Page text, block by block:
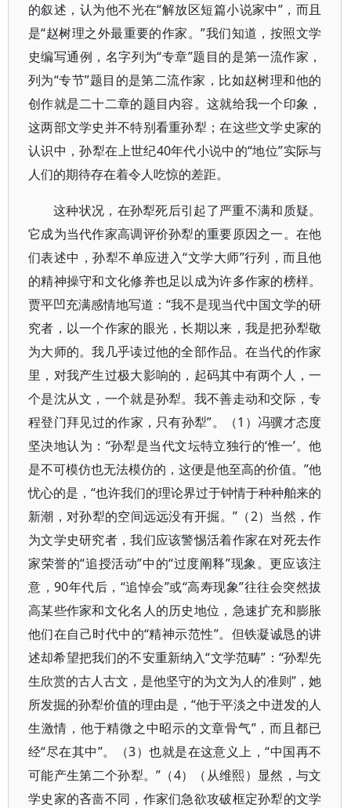
的叙述，认为他不光在“解放区短篇小说家中”，而且
是“赵树理之外最重要的作家。”我们知道，按照文学
史编写通例，名字列为“专章”题目的是第一流作家，
列为“专节”题目的是第二流作家，比如赵树理和他的
创作就是二十二章的题目内容。这就给我一个印象，
这两部文学史并不特别看重孙犁；在这些文学史家的
认识中，孙犁在上世纪40年代小说中的“地位”实际与
人们的期待存在着令人吃惊的差距。
这种状况，在孙犁死后引起了严重不满和质疑。
它成为当代作家高调评价孙犁的重要原因之一。在他
们表述中，孙犁不单应进入“文学大师”行列，而且他
的精神操守和文化修养也足以成为许多作家的榜样。
贾平凹充满感情地写道：“我不是现当代中国文学的研
究者，以一个作家的眼光，长期以来，我是把孙犁敬
为大师的。我几乎读过他的全部作品。在当代的作家
里，对我产生过极大影响的，起码其中有两个人，一
个是沈从文，一个就是孙犁。我不善走动和交际，专
程登门拜见过的作家，只有孙犁”。（1）冯骥才态度
坚决地认为：“孙犁是当代文坛特立独行的‘惟一’。他
是不可模仿也无法模仿的，这便是他至高的价值。”他
忧心的是，“也许我们的理论界过于钟情于种种舶来的
新潮，对孙犁的空间远远没有开掘。”（2）当然，作
为文学史研究者，我们应该警惕活着作家在对死去作
家荣誉的“追授活动”中的“过度阐释”现象。更应该注
意，90年代后，“追悼会”或“高寿现象”往往会突然拔
高某些作家和文化名人的历史地位，急速扩充和膨胀
他们在自己时代中的“精神示范性”。但铁凝诚恳的讲
述却希望把我们的不安重新纳入“文学范畴”：“孙犁先
生欣赏的古人古文，是他坚守的为文为人的准则”，她
所发掘的孙犁价值的理由是，“他于平淡之中迸发的人
生激情，他于精微之中昭示的文章骨气”，而且都已
经“尽在其中”。（3）也就是在这意义上，“中国再不
可能产生第二个孙犁。”（4）（从维熙）显然，与文
学史家的吝啬不同，作家们急欲攻破框定孙犁的文学